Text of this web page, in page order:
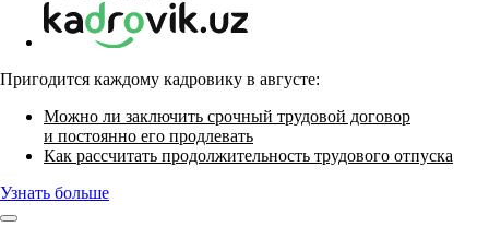
Пригодится каждому кадровику в августе:
Можно ли заключить срочный трудовой договор
и постоянно его продлевать
Как рассчитать продолжительность трудового отпуска
Узнать больше